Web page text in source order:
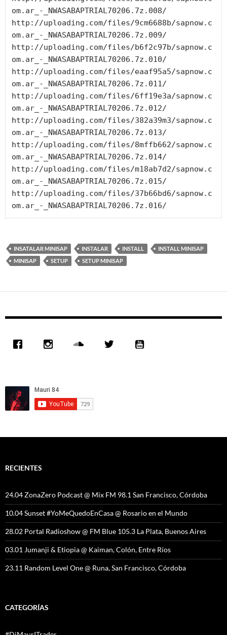
om.ar_-_NWASABAPTRIAL70206.7z.008/
http://uploading.com/files/9cm6688b/sapnow.c
om.ar_-_NWASABAPTRIAL70206.7z.009/
http://uploading.com/files/b6f2c97b/sapnow.c
om.ar_-_NWASABAPTRIAL70206.7z.010/
http://uploading.com/files/eaaf95a5/sapnow.c
om.ar_-_NWASABAPTRIAL70206.7z.011/
http://uploading.com/files/6ff19e3a/sapnow.c
om.ar_-_NWASABAPTRIAL70206.7z.012/
http://uploading.com/files/382a39m3/sapnow.c
om.ar_-_NWASABAPTRIAL70206.7z.013/
http://uploading.com/files/8mffb662/sapnow.c
om.ar_-_NWASABAPTRIAL70206.7z.014/
http://uploading.com/files/m18ab7d2/sapnow.c
om.ar_-_NWASABAPTRIAL70206.7z.015/
http://uploading.com/files/37b66bd6/sapnow.c
om.ar_-_NWASABAPTRIAL70206.7z.016/
INSATALAR MINISAP INSTALAR INSTALL
INSTALL MINISAP
MINISAP
SETUP SETUP MINISAP
RECIENTES
24.04 ZonaZero Podcast @ Mix FM 98.1 San Francisco, Córdoba
10.04 Sunset #YoMeQuedoEnCasa @ Rosario en el Mundo
28.02 Portal Radioshow @ FM Blue 105.3 La Plata, Buenos Aires
03.01 Jumanji & Etiopia @ Kaiman, Colón, Entre Ríos
23.11 Random Level One @ Runa, San Francisco, Córdoba
CATEGORÍAS